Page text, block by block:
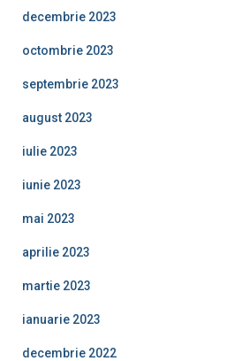
decembrie 2023
octombrie 2023
septembrie 2023
august 2023
iulie 2023
iunie 2023
mai 2023
aprilie 2023
martie 2023
ianuarie 2023
decembrie 2022